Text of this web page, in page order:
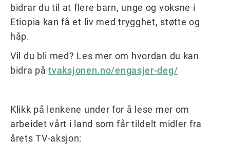
bidrar du til at flere barn, unge og voksne i
Etiopia kan få et liv med trygghet, støtte og
håp.
Vil du bli med? Les mer om hvordan du kan
bidra påtvaksjonen.no/engasjer-deg/
Klikk på lenkene under for å lese mer om
arbeidet vårt i land som får tildelt midler fra
årets TV-aksjon: